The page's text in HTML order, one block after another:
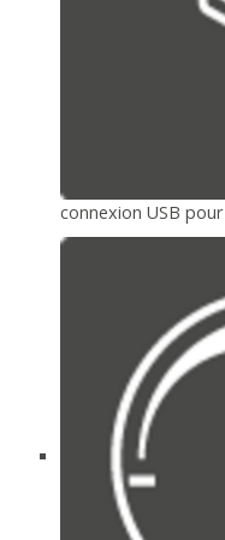
connexion USB pour